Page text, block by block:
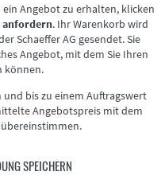
Angebot zu erhalten, klicken
anfordern. Ihr Warenkorb wird
Schaeffer AG gesendet. Sie
Angebot, mit dem Sie Ihren
können.
bis zu einem Auftragswert
Angebotspreis mit dem
SPEICHERN